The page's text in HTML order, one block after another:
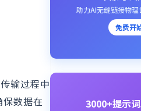
输过程中
数据在
助力AI无缝链接物
免费开
3000+提示